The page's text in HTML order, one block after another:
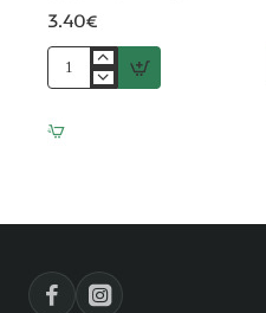
3.40€
Ciondolo
con
strass
mm
1